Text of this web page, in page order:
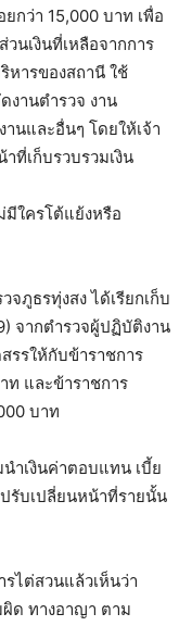
กว่า 15,000 บาท เพื่อ
นเงินที่เหลือจากการ
หารของสถานี ใช้
านตำรวจ งาน
นและอื่นๆ โดยให้เจ้า
ที่เก็บรวบรวมเงิน
ใครโต้แย้งหรือ
ภูธรทุ่งสง ได้เรียกเก็บ
จากตำรวจผู้ปฏิบัติงาน
รให้กับข้าราชการ
ท และข้าราชการ
บาท
ำเงินค่าตอบแทน เบี้ย
รับเปลี่ยนหน้าที่รายนั้น
ไต่สวนแล้วเห็นว่า
ด ทางอาญา ตาม